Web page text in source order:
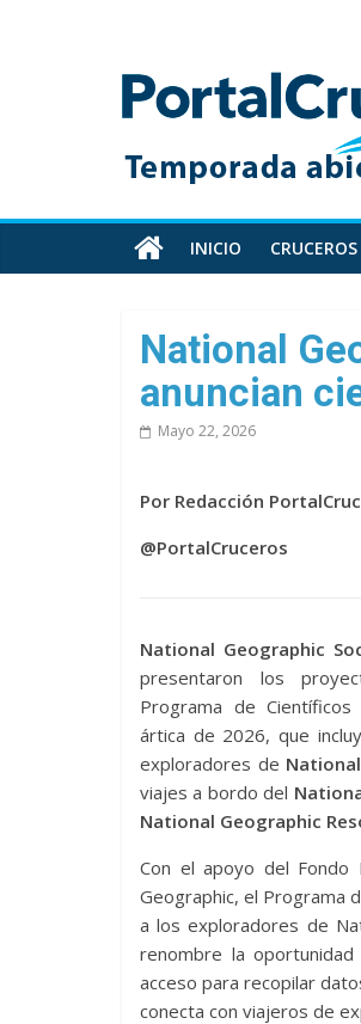
Toda
información
cruceros
en
un
sitio
INICIO
National
anuncian
Mayo 22, 2026
Por Redacción
@PortalCruceros
National Geographic
presentaron los
Programa de
ártica de 2026, que
exploradores de
viajes a bordo del
National Geographic
Con el apoyo del Fondo
Geographic, el Programa
a los exploradores de
renombre la
acceso para recopilar
conecta con viajeros de